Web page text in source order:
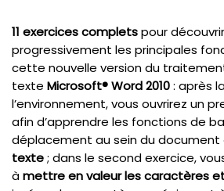
11 exercices completspour
progressivement les principales
cette nouvelle version du
texte Microsoft® Word 2010: après
l’environnement, vous ouvrirez un
afin d’apprendre les fonctions de
déplacement au sein du document
texte; dans le second exercice,
àmettre en valeur les caractères